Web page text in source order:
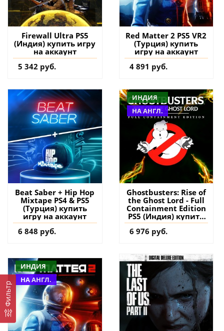
Фильтр
Firewall Ultra PS5
(Индия) купить игру
на аккаунт
5 342 руб.
Red Matter 2 PS5 VR2
(Турция) купить
игру на аккаунт
4 891 руб.
Beat Saber + Hip Hop
Mixtape PS4 & PS5
(Турция) купить
игру на аккаунт
6 848 руб.
ИНДИЯ
НА АНГЛ.
Ghostbusters: Rise of
the Ghost Lord - Full
Containment Edition
PS5 (Индия) купить
игру на аккаунт
6 976 руб.
ИНДИЯ
НА АНГЛ.